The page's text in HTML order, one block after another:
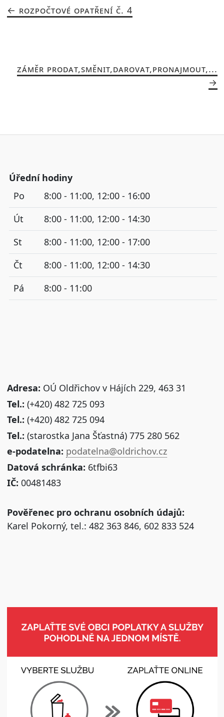
ROZPOČTOVÉ OPATŘENÍ Č. 4
ZÁMĚR PRODAT,SMĚNIT,DAROVAT,PRONAJMOUT,...
Úřední hodiny
Po
8:00 - 11:00, 12:00 - 16:00
Út
8:00 - 11:00, 12:00 - 14:30
St
8:00 - 11:00, 12:00 - 17:00
Čt
8:00 - 11:00, 12:00 - 14:30
Pá
8:00 - 11:00
Adresa: OÚ Oldřichov v Hájích 229, 463 31
Tel.: (+420) 482 725 093
Tel.: (+420) 482 725 094
Tel.: (starostka Jana Šťastná) 775 280 562
e-podatelna: podatelna@oldrichov.cz
Datová schránka: 6tfbi63
IČ: 00481483
Pověřenec pro ochranu osobních údajů:
Karel Pokorný, tel.: 482 363 846, 602 833 524